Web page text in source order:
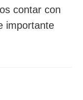
contar con
importante